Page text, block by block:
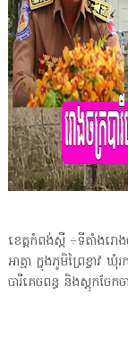
ខេត្តកំពង់ស្ពឺ ÷ទីតាំងរ
អាត្មា ក្នុងភូមិព្រៃខ្វា
បារីគេចពន្ធ និងស្តុកច